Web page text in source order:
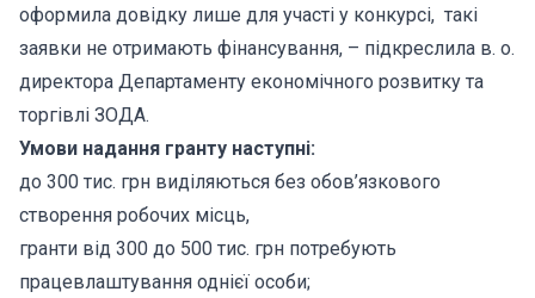
оформила довідку лише для участі у конкурсі, такі
заявки не отримають фінансування, – підкреслила в. о.
директора Департаменту економічного розвитку та
торгівлі ЗОДА.
Умови надання гранту наступні:
до 300 тис. грн виділяються без обов’язкового
створення робочих місць,
гранти від 300 до 500 тис. грн потребують
працевлаштування однієї особи;